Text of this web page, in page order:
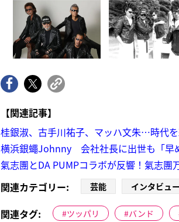
【関連記事】
桂銀淑、古手川祐子、マッハ文朱…時代
横浜銀蠅Johnny 会社社長に出世も「早
氣志團とDA PUMPコラボが反響！氣志團
関連カテゴリー:
芸能 インタビュー
関連タグ: ツッパリ バンド